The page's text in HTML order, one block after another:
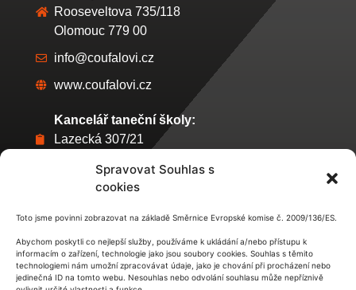
Spravovat Souhlas s
cookies
Toto jsme povinni zobrazovat na základě Směrnice Evropské komise č. 2009/136/ES.
Abychom poskytli co nejlepší služby, používáme k ukládání a/nebo přístupu k
informacím o zařízení, technologie jako jsou soubory cookies. Souhlas s těmito
technologiemi nám umožní zpracovávat údaje, jako je chování při procházení nebo
jedinečná ID na tomto webu. Nesouhlas nebo odvolání souhlasu může nepříznivě
Rooseveltova 735/118
Olomouc 779 00
info@coufalovi.cz
www.coufalovi.cz
Kancelář taneční školy:
Lazecká 307/21
Úřední hodiny: